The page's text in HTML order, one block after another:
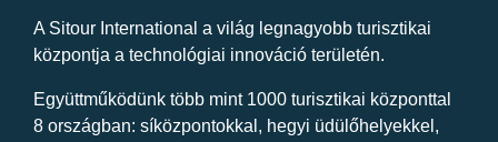
A Sitour International a világ legnagyobb turisztikai
központja a technológiai innováció területén.
Együttműködünk több mint 1000 turisztikai központtal
8 országban: síközpontokkal, hegyi üdülőhelyekkel,